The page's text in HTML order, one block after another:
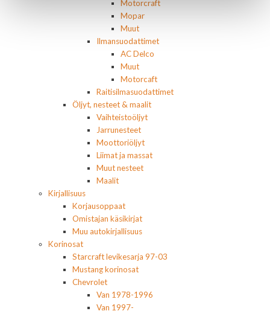
Motorcraft
Mopar
Muut
Ilmansuodattimet
AC Delco
Muut
Motorcaft
Raitisilmasuodattimet
Öljyt, nesteet & maalit
Vaihteistoöljyt
Jarrunesteet
Moottoriöljyt
Liimat ja massat
Muut nesteet
Maalit
Kirjallisuus
Korjausoppaat
Omistajan käsikirjat
Muu autokirjallisuus
Korinosat
Starcraft levikesarja 97-03
Mustang korinosat
Chevrolet
Van 1978-1996
Van 1997-